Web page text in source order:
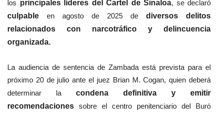
los principales líderes del Cartel de Sinaloa, se declaró
culpable en agosto de 2025 de diversos delitos
relacionados con narcotráfico y delincuencia
organizada.
La audiencia de sentencia de Zambada está prevista para el
próximo 20 de julio ante el juez Brian M. Cogan, quien deberá
determinar la condena definitiva y emitir
recomendaciones sobre el centro penitenciario del Buró